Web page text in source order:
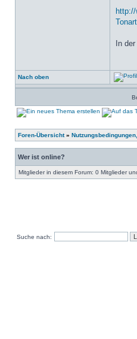
In
Nach oben
Foren-Übersicht»
Wer ist online?
Mitglieder in diesem Forum: 0 Mitglieder
Suche nach: